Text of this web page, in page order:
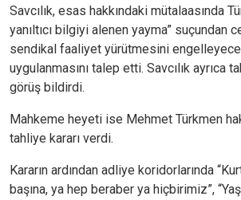
Savcılık, esas hakkındaki mütalaasında
yanıltıcı bilgiyi alenen yayma” suçundan
sendikal faaliyet yürütmesini
uygulanmasını talep etti. Savcılık ayrıca
görüş bildirdi.
Mahkeme heyeti ise Mehmet Türkmen
tahliye kararı verdi.
Kararın ardından adliye koridorlarında
başına, ya hep beraber ya hiçbirimiz”,